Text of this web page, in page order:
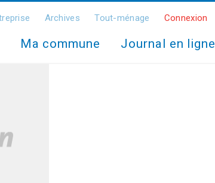
Archives Tout-ménage Connexion
Ma commune Journal en ligne